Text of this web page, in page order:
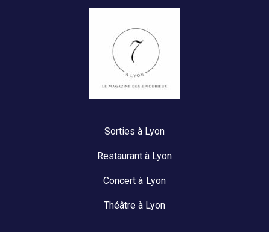
Sorties à Lyon
Restaurant à Lyon
Concert à Lyon
Théâtre à Lyon